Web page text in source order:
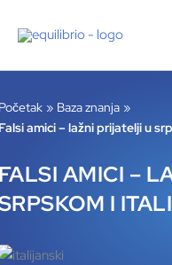
Baza znanja
amici – lažni prijatelji u
AMICI –
I